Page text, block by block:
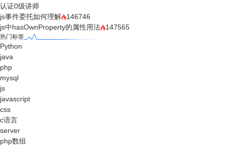
认证0级讲师
js事件委托如何理解
146746
js中hasOwnProperty的属性用法
147565
热门标签
Python
java
php
mysql
js
javascript
css
c语言
server
php数组